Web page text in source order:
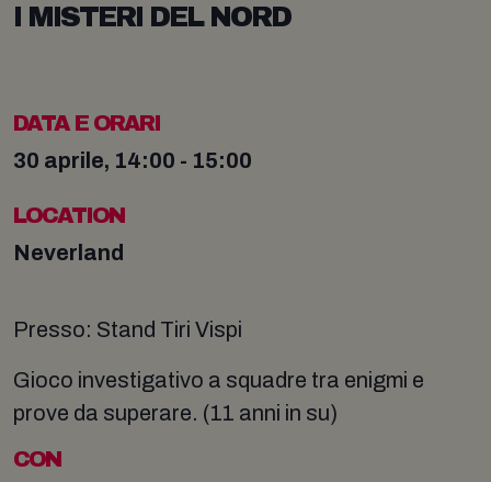
I MISTERI DEL NORD
DATA E ORARI
30 aprile, 14:00 - 15:00
LOCATION
Neverland
Presso: Stand Tiri Vispi
Gioco investigativo a squadre tra enigmi e
prove da superare. (11 anni in su)
CON